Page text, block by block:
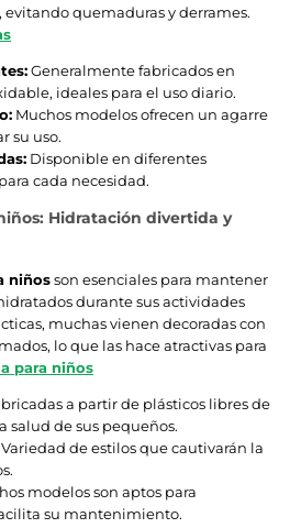
evitando quemaduras y derrames.
Generalmente fabricados en
ideales para el uso diario.
Muchos modelos ofrecen un agarre
su uso.
Disponible en diferentes
cada necesidad.
Hidratación divertida y
niñosson esenciales para mantener
durante sus actividades
muchas vienen decoradas con
lo que las hace atractivas para
para niños
a partir de plásticos libres de
salud de sus pequeños.
Variedad de estilos que cautivarán la
modelos son aptos para
su mantenimiento.